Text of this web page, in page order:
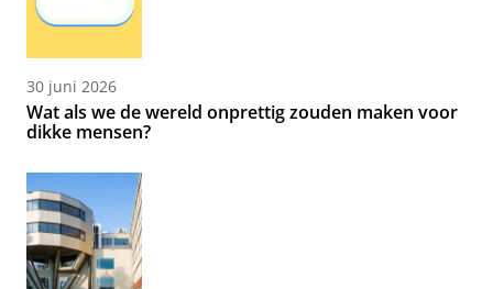
30 juni 2026
Wat als we de wereld onprettig zouden maken voor
dikke mensen?